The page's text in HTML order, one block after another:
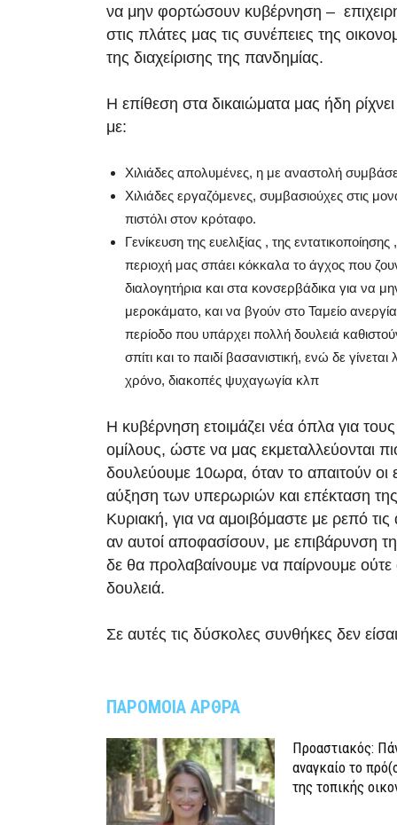
να μην φορτώσουν κυβέρνηση –
στις πλάτες μας τις συνέπειες της
της διαχείρισης της πανδημίας.
Η επίθεση στα δικαιώματα μας ήδη
με:
Χιλιάδες απολυμένες, η με αναστολή
Χιλιάδες εργαζόμενες, συμβασιούχες στις
πιστόλι στον κρόταφο.
Γενίκευση της ευελιξίας , της
περιοχή μας σπάει κόκκαλα το άγχος που
διαλογητήρια και στα κονσερβάδικα για να
μεροκάματο, και να βγούν στο Ταμείο
περίοδο που υπάρχει πολλή δουλειά
σπίτι και το παιδί βασανιστική, ενώ δε
χρόνο, διακοπές ψυχαγωγία κλπ
Η κυβέρνηση ετοιμάζει νέα όπλα για τους
ομίλους, ώστε να μας εκμεταλλεύονται
δουλεύουμε 10ωρα, όταν το απαιτούν οι
αύξηση των υπερωριών και επέκταση
Κυριακή, για να αμοιβόμαστε με ρεπό τις
αν αυτοί αποφασίσουν, με επιβάρυνση
δε θα προλαβαίνουμε να παίρνουμε
δουλειά.
Σε αυτές τις δύσκολες συνθήκες δεν
ΠΑΡΟΜΟΙΑ ΑΡΘΡΑ
Προαστιακός:
αναγκαίο το
της τοπικής